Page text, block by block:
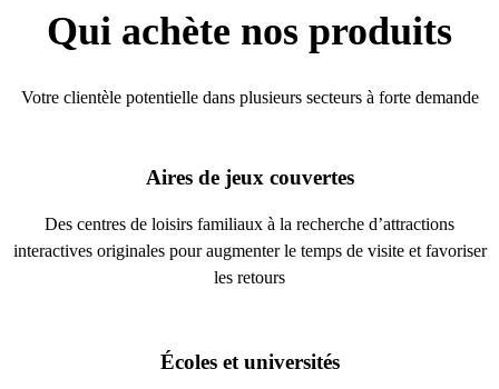
Qui achète nos produits
Votre clientèle potentielle dans plusieurs secteurs à forte demande
Aires de jeux couvertes
Des centres de loisirs familiaux à la recherche d’attractions
interactives originales pour augmenter le temps de visite et favoriser
les retours
Écoles et universités